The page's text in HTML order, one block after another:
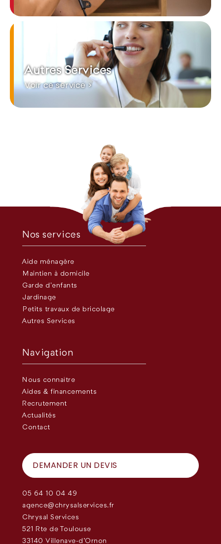
Autres Services
Voir ce service >
Nos services
Aide ménagère
Maintien à domicile
Garde d’enfants
Jardinage
Petits travaux de bricolage
Autres Services
Navigation
Nous connaître
Aides & financements
Recrutement
Actualités
Contact
DEMANDER UN DEVIS
05 64 10 04 49
agence@chrysalservices.fr
Chrysal Services
521 Rte de Toulouse
33140 Villenave-d'Ornon